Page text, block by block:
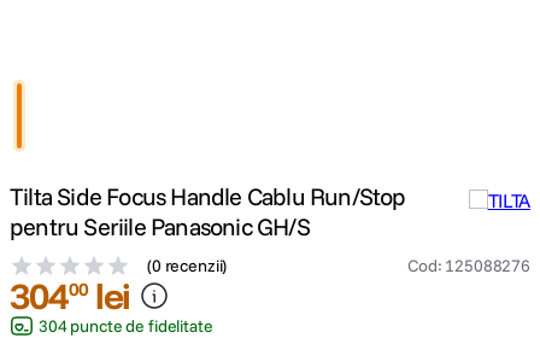
4. peak design
canon sx740 hs
6. lavaliera
Tilta Side Focus Handle Cablu Run/Stop
pentru Seriile Panasonic GH/S
(0 recenzii) Cod: 125088276
30400 lei
304 puncte de fidelitate